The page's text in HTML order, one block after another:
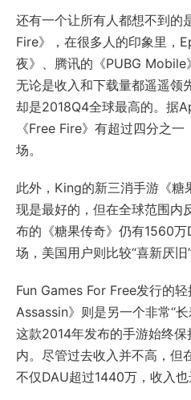
还有一个让所有人都想不到的
Fire》，在很多人的印象里，
夜》、腾讯的《PUBG Mobile
无论是收入和下载量都遥遥领
却是2018Q4全球最高的。据
《Free Fire》有超过四分之
场。
此外，King的新三消手游《糖
现是最好的，但在全球范围内
布的《糖果传奇》仍有1560
场，美国用户则比较“喜新厌旧”
Fun Games For Free发行的
Assassin》则是另一个非常“
这款2014年发布的手游始终
内。尽管过去收入并不高，但
不仅DAU超过1440万，收入也